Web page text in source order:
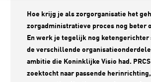
Hoe krijg je als zorgorganisatie het
zorgadministratieve proces nog beter
En werk je tegelijk nog ketengerichter
de verschillende
ambitie die Koninklijke Visio had.
zoektocht naar passende herinrichting,